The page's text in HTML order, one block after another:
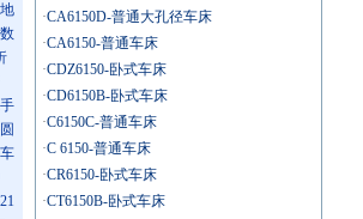
·CA6150D-普通大孔径车床
·CA6150-普通车床
·CDZ6150-卧式车床
·CD6150B-卧式车床
·C6150C-普通车床
·C 6150-普通车床
·CR6150-卧式车床
·CT6150B-卧式车床